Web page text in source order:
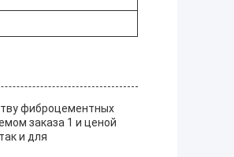
фиброцементных
заказа 1 и ценой
и для